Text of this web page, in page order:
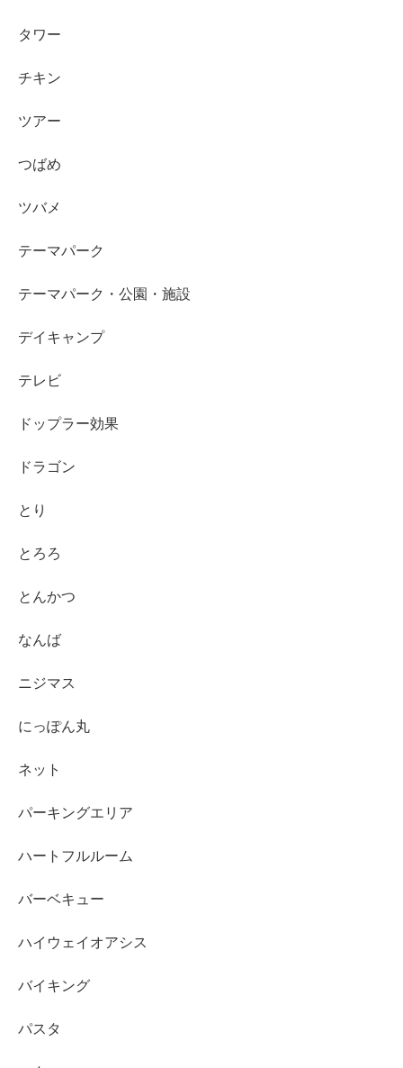
タワー
チキン
ツアー
つばめ
ツバメ
テーマパーク
テーマパーク・公園・施設
デイキャンプ
テレビ
ドップラー効果
ドラゴン
とり
とろろ
とんかつ
なんば
ニジマス
にっぽん丸
ネット
パーキングエリア
ハートフルルーム
バーベキュー
ハイウェイオアシス
バイキング
パスタ